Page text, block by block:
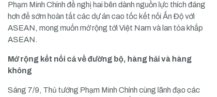
Phạm Minh Chính đề nghị hai bên dành nguồn lực thích đáng
hơn để sớm hoàn tất các dự án cao tốc kết nối Ấn Độ với
ASEAN, mong muốn mở rộng tới Việt Nam và lan tỏa khắp
ASEAN.
Mở rộng kết nối cả về đường bộ, hàng hải và hàng
không
Sáng 7/9, Thủ tướng Phạm Minh Chính cùng lãnh đạo các